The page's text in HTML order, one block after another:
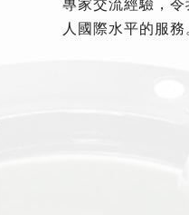
專家交流經驗，
人國際水平的服務